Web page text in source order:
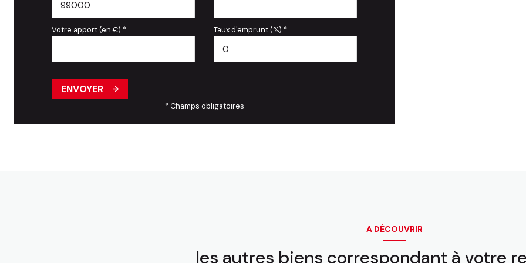
Votre apport (en €) * Taux d'emprunt (%) *
ENVOYER
* Champs obligatoires
A DÉCOUVRIR
les autres biens correspondant à votre